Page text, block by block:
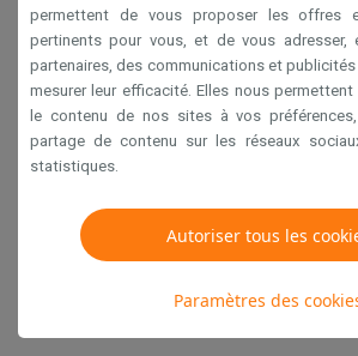
permettent de vous proposer les offres
pertinents pour vous, et de vous
partenaires, des communications et
mesurer leur efficacité. Elles nous permettent
le contenu de nos sites à vos
partage de contenu sur les réseaux
statistiques.
Autoriser tous les
Paramètres des